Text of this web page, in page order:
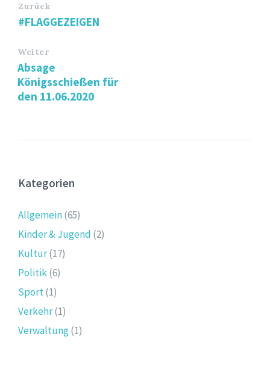
Zurück
#FLAGGEZEIGEN
Weiter
Absage
Königsschießen für
den 11.06.2020
Kategorien
Allgemein(65)
Kinder & Jugend (2)
Kultur(17)
Politik(6)
Sport(1)
Verkehr(1)
Verwaltung(1)